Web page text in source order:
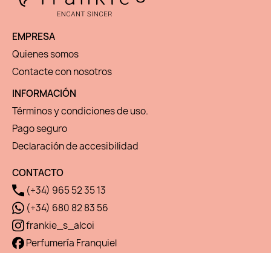
EMPRESA
Quienes somos
Contacte con nosotros
INFORMACIÓN
Términos y condiciones de uso.
Pago seguro
Declaración de accesibilidad
CONTACTO
(+34) 965 52 35 13
(+34) 680 82 83 56
frankie_s_alcoi
Perfumería Franquiel